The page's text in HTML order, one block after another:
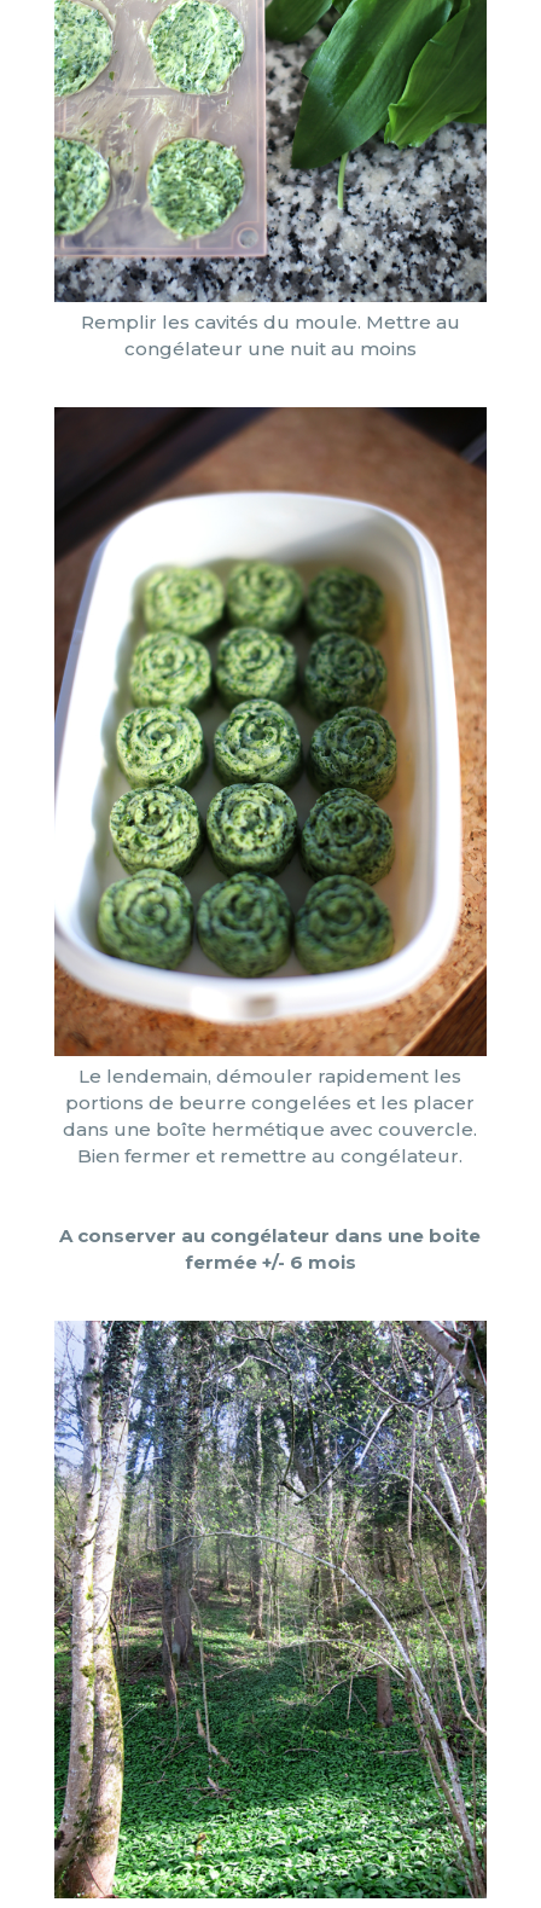
Remplir les cavités du moule. Mettre au
congélateur une nuit au moins
Le lendemain, démouler rapidement les
portions de beurre congelées et les placer
dans une boîte hermétique avec couvercle.
Bien fermer et remettre au congélateur.
A conserver au congélateur dans une boite
fermée +/- 6 mois